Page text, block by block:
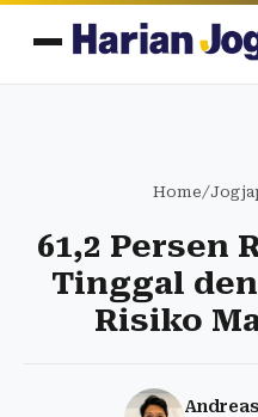
Home/
61,2 Persen
Tinggal
Risiko